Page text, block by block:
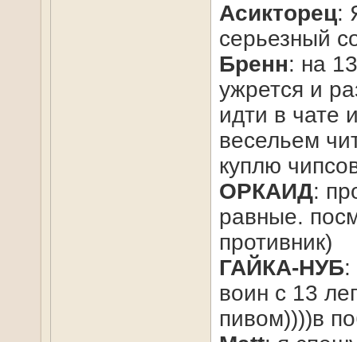
Асикторец:
серьезный
Бренн: на
ужрется и
идти в чате
весельем
куплю
ОРКАИД:
равные.
противник)
ГАЙКА-НУБ:
воин с 13
пивом))))в